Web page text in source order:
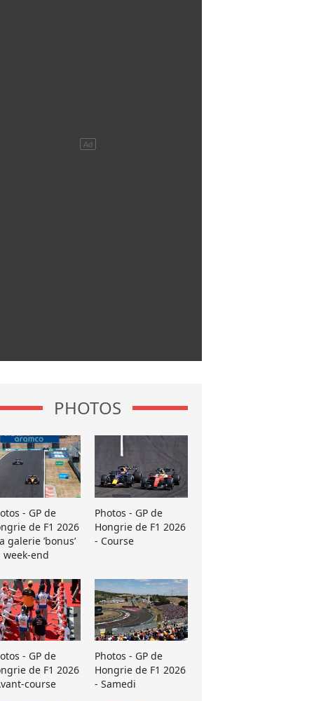
PHOTOS
- GP de
de F1 2026
galerie ’bonus’
week-end
Photos - GP de
Hongrie de F1 2026
- Course
- GP de
de F1 2026
course
Photos - GP de
Hongrie de F1 2026
- Samedi